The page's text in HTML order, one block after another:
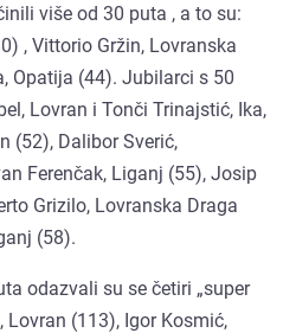
više od 30 puta , a to su:
, Vittorio Gržin, Lovranska
Opatija (44). Jubilarci s 50
Lovran i Tonči Trinajstić, Ika,
(52), Dalibor Sverić,
Ferenčak, Liganj (55), Josip
Grizilo, Lovranska Draga
(58).
odazvali su se četiri „super
Lovran (113), Igor Kosmić,